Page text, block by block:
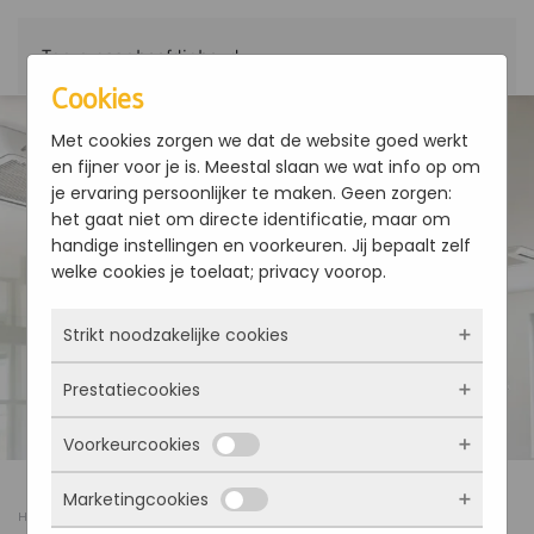
Terug naar hoofdinhoud
Home Galletti's Advanced Design
Cookies
Met cookies zorgen we dat de website goed werkt
en fijner voor je is. Meestal slaan we wat info op om
je ervaring persoonlijker te maken. Geen zorgen:
het gaat niet om directe identificatie, maar om
handige instellingen en voorkeuren. Jij bepaalt zelf
welke cookies je toelaat; privacy voorop.
Strikt noodzakelijke cookies
Deze cookies zorgen ervoor dat de website
überhaupt werkt. Ze zijn dus altijd actief en
kunnen niet worden uitgezet. Meestal worden
ze alleen geplaatst als jij iets doet, zoals
inloggen, een formulier invullen of je
Prestatiecookies
Met deze cookies zien we hoe vaak onze site
bezocht wordt, waar bezoekers vandaan
komen en welke pagina’s populair zijn. Zo
Voorkeurcookies
Deze cookies onthouden jouw voorkeuren.
Marketingcookies